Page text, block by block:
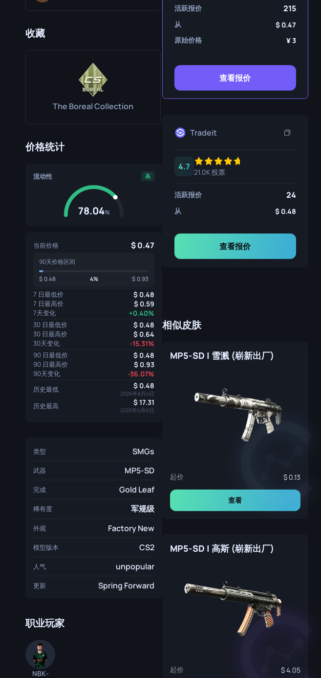
匕首
鹰爪刀
熊刀
收藏
The Boreal Collection
价格统计
流动性 高
78.04%
当前价格 0.47
90天价格区间
0.48 4% 0.93
7 日最低价 0.48
7 日最高价 0.59
7天变化 +0.40%
30 日最低价 0.48
30 日最高价 0.64
30天变化 -15.31%
90 日最低价 0.48
90 日最高价 0.93
90天变化 -36.07%
历史最低 0.48
2026年8月4日
历史最高 17.31
2025年4月6日
类型 SMGs
武器 MP5-SD
完成 Gold Leaf
稀有度 军规级
外观 Factory New
模型版本 CS2
人气 unpopular
更新 Spring Forward
职业玩家
NBK-
活跃报价 215
从
0.47
原始价格
3
查看报价
Tradeit
4.7
21.0K 投票
活跃报价 24
从 0.48
查看报价
相似皮肤
MP5-SD | 雪溅 (崭新出厂)
起价 0.13
查看
MP5-SD | 高斯 (崭新出厂)
起价 4.05